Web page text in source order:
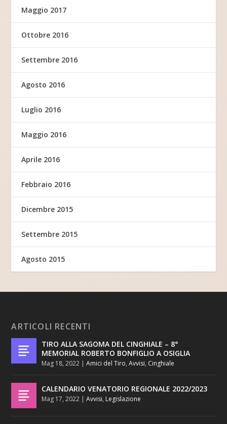
Maggio 2017
Ottobre 2016
Settembre 2016
Agosto 2016
Luglio 2016
Maggio 2016
Aprile 2016
Febbraio 2016
Dicembre 2015
Settembre 2015
Agosto 2015
ARTICOLI RECENTI
TIRO ALLA SAGOMA DEL CINGHIALE – 8°
MEMORIAL ROBERTO BONFIGLIO A OSIGLIA
Mag 18, 2022 |Amici del Tiro,Avvisi, Cinghiale
CALENDARIO VENATORIO REGIONALE 2022/2023
Mag 17, 2022 |Avvisi, Legislazione